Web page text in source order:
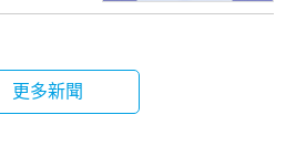
更多新聞